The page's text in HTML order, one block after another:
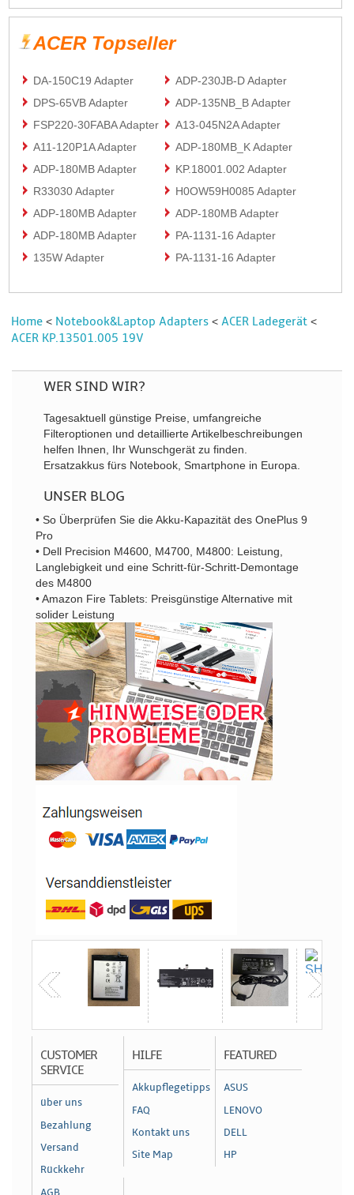
ACER Topseller
DA-150C19 Adapter
ADP-230JB-D Adapter
DPS-65VB Adapter
ADP-135NB_B Adapter
FSP220-30FABA Adapter
A13-045N2A Adapter
A11-120P1A Adapter
ADP-180MB_K Adapter
ADP-180MB Adapter
KP.18001.002 Adapter
R33030 Adapter
H0OW59H0085 Adapter
ADP-180MB Adapter
ADP-180MB Adapter
ADP-180MB Adapter
PA-1131-16 Adapter
135W Adapter
PA-1131-16 Adapter
Home < Notebook&Laptop Adapters <ACER Ladegerät <
ACER KP.13501.005 19V
WER SIND WIR?
Tagesaktuell günstige Preise, umfangreiche
Filteroptionen und detaillierte Artikelbeschreibungen
helfen Ihnen, Ihr Wunschgerät zu finden.
Ersatzakkus fürs Notebook, Smartphone in Europa.
UNSER BLOG
• So Überprüfen Sie die Akku-Kapazität des OnePlus 9
Pro
• Dell Precision M4600, M4700, M4800: Leistung,
Langlebigkeit und eine Schritt-für-Schritt-Demontage
des M4800
• Amazon Fire Tablets: Preisgünstige Alternative mit
solider Leistung
CUSTOMER
SERVICE
über uns
Bezahlung
Versand
Rückkehr
AGB
HILFE
Akkupflegetipps
FAQ
Kontakt uns
Site Map
FEATURED
ASUS
LENOVO
DELL
HP